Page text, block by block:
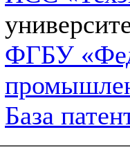
ФГБУ
База